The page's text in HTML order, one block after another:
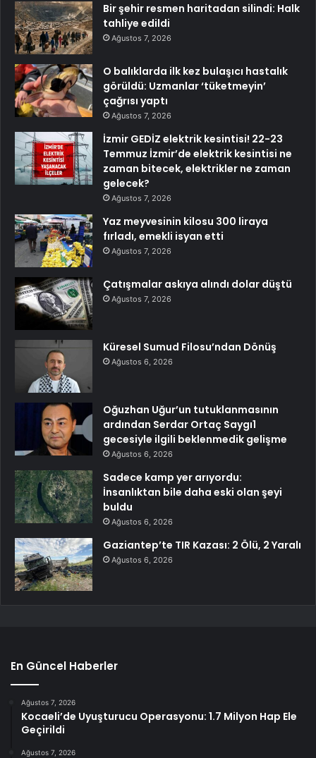
Bir şehir resmen haritadan silindi: Halk
tahliye edildi
Ağustos 7, 2026
O balıklarda ilk kez bulaşıcı hastalık
görüldü: Uzmanlar ‘tüketmeyin’
çağrısı yaptı
Ağustos 7, 2026
İzmir GEDİZ elektrik kesintisi! 22-23
Temmuz İzmir’de elektrik kesintisi ne
zaman bitecek, elektrikler ne zaman
gelecek?
Ağustos 7, 2026
Yaz meyvesinin kilosu 300 liraya
fırladı, emekli isyan etti
Ağustos 7, 2026
Çatışmalar askıya alındı dolar düştü
Ağustos 7, 2026
Küresel Sumud Filosu’ndan Dönüş
Ağustos 6, 2026
Oğuzhan Uğur’un tutuklanmasının
ardından Serdar Ortaç Saygı1
gecesiyle ilgili beklenmedik gelişme
Ağustos 6, 2026
Sadece kamp yer arıyordu:
İnsanlıktan bile daha eski olan şeyi
buldu
Ağustos 6, 2026
Gaziantep’te TIR Kazası: 2 Ölü, 2 Yaralı
Ağustos 6, 2026
En Güncel Haberler
Ağustos 7, 2026
Kocaeli’de Uyuşturucu Operasyonu: 1.7 Milyon Hap Ele
Geçirildi
Ağustos 7, 2026